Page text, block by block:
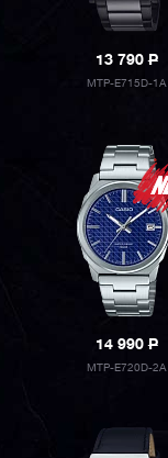
13 790P
MTP-E715D-1A
14 990P
MTP-E720D-2A